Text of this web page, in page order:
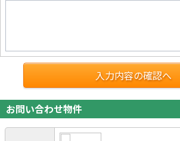
入力内容の確認へ
お問い合わせ物件